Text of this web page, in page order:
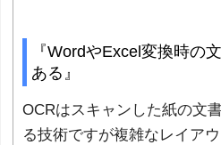
『WordやExcel変換時の
ある』
OCRはスキャンした紙の文
る技術ですが複雑なレイア